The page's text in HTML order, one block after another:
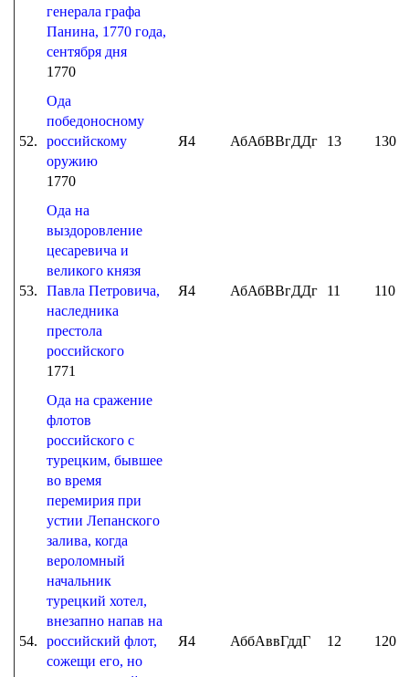
генерала графа
Панина, 1770 года,
сентября дня
1770
52.
Ода
победоносному
российскому
оружию
1770
Я4 АбАбВВгДДг 13 130
53.
Ода на
выздоровление
цесаревича и
великого князя
Павла Петровича,
наследника
престола
российского
1771
Я4 АбАбВВгДДг 11 110
54.
Ода на сражение
флотов
российского с
турецким, бывшее
во время
перемирия при
устии Лепанского
залива, когда
вероломный
начальник
турецкий хотел,
внезапно напав на
российский флот,
сожещи его, но
Я4 АббАввГддГ 12 120